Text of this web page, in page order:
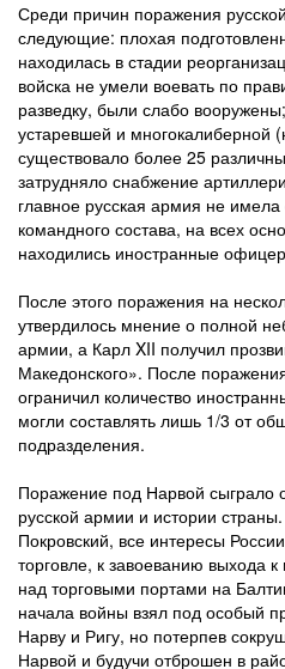
Среди причин поражения
следующие: плохая
находилась в стадии
войска не умели воевать по
разведку, были слабо
устаревшей и многокалиберной
существовало более 25
затрудняло снабжение
главное русская армия не
командного состава, на всех
находились иностранные
После этого поражения на
утвердилось мнение о полной
армии, а Карл XII получил
Македонского». После
ограничил количество
могли составлять лишь 1/3 от
подразделения.
Поражение под Нарвой сыграло
русской армии и истории
Покровский, все интересы
торговле, к завоеванию выхода
над торговыми портами на
начала войны взял под особый
Нарву и Ригу, но потерпев
Нарвой и будучи отброшен в